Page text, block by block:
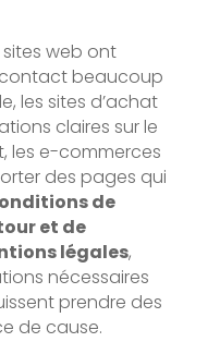
web ont
beaucoup
les sites d’achat
claires sur le
les e-commerces
des pages qui
de
et de
légales,
nécessaires
prendre des
de cause.